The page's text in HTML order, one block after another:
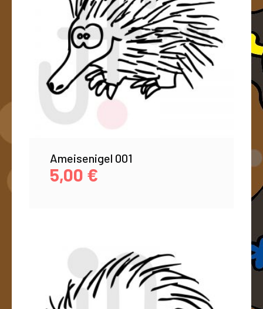
Ameisenigel 001
5,00 €